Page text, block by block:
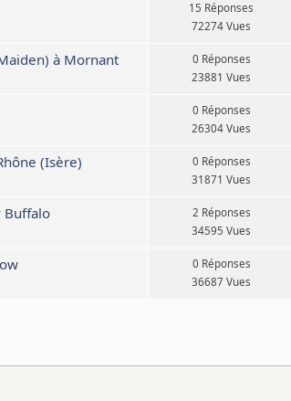
15 Réponses
72274 Vues
à Mornant
0 Réponses
23881 Vues
0 Réponses
26304 Vues
(Isère)
0 Réponses
31871 Vues
Buffalo
2 Réponses
34595 Vues
0 Réponses
36687 Vues